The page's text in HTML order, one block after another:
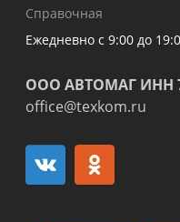
Справочная
Ежедневно с 9:00 до
ООО АВТОМАГ ИНН
office@texkom.ru